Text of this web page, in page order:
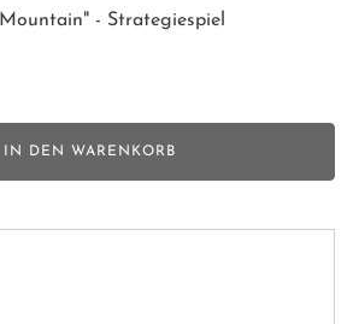
- Strategiespiel
IN DEN WARENKORB